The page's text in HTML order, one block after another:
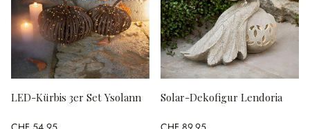
LED-Kürbis 3er Set Ysolann Solar-Dekofigur Lendoria